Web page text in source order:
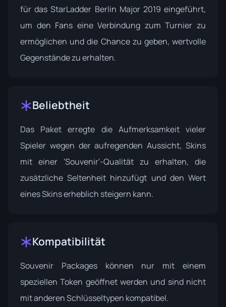
für dasStarLadder Berlin Major 2019 eingeführt,
um den Fans eine Verbindung zum Turnier zu
ermöglichen und die Chance zu geben, wertvolle
Gegenstände zu erhalten.
Beliebtheit
Das Paket erregte die Aufmerksamkeit vieler
Spieler wegen der aufregenden Aussicht, Skins
mit einer 'Souvenir'-Qualität zu erhalten, die
zusätzliche Seltenheit hinzufügt und den Wert
eines Skins erheblich steigern kann.
Kompatibilität
Souvenir Packages können nur mit einem
speziellen Token geöffnet werden und sind nicht
mit anderen Schlüsseltypen kompatibel.